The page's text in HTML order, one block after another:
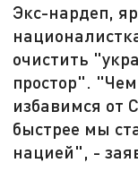
Экс-нардеп,
очистить
простор".
избавимся от
быстрее мы
нацией", -